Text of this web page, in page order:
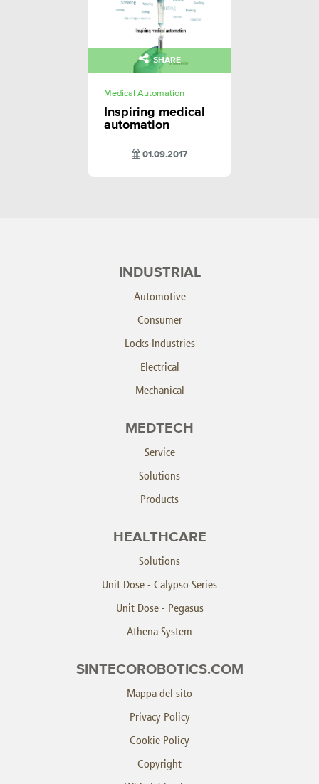
SHARE
Medical Automation
Inspiring medical
automation
01.09.2017
INDUSTRIAL
Automotive
Consumer
Locks Industries
Electrical
Mechanical
MEDTECH
Service
Solutions
Products
HEALTHCARE
Solutions
Unit Dose - Calypso Series
Unit Dose - Pegasus
Athena System
SINTECOROBOTICS.COM
Mappa del sito
Privacy Policy
Cookie Policy
Copyright